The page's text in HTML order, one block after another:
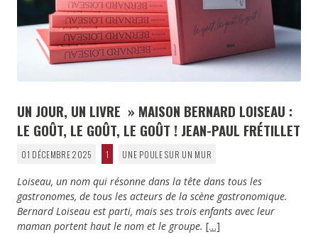
UN JOUR, UN LIVRE » MAISON BERNARD LOISEAU :
LE GOÛT, LE GOÛT, LE GOÛT ! JEAN-PAUL FRÉTILLET
01 DÉCEMBRE 2025 1 UNE POULE SUR UN MUR
Loiseau, un nom qui résonne dans la tête dans tous les
gastronomes, de tous les acteurs de la scène gastronomique.
Bernard Loiseau est parti, mais ses trois enfants avec leur
maman portent haut le nom et le groupe. […]